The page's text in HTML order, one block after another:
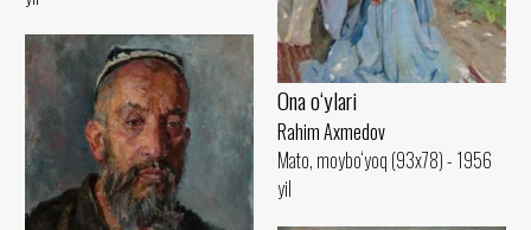
Ona o‘ylari
Rahim Axmedov
Mato, moybo‘yoq (93x78) - 1956
yil